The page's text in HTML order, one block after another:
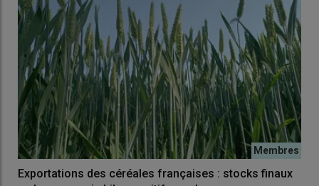
Exportations des céréales françaises : stocks finaux